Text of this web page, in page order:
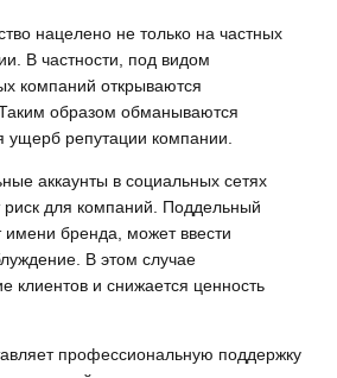
нацелено не только на частных
В частности, под видом
компаний открываются
образом обманываются
ущерб репутации компании.
аккаунты в социальных сетях
риск для компаний. Поддельный
имени бренда, может ввести
В этом случае
клиентов и снижается ценность
профессиональную поддержку